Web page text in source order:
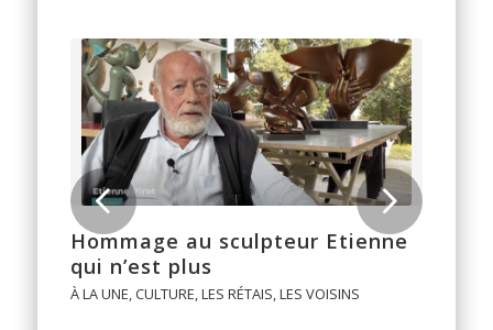
Hommage au sculpteur Etienne
qui n’est plus
À LA UNE, CULTURE,LES RÉTAIS,LES VOISINS
Suivant